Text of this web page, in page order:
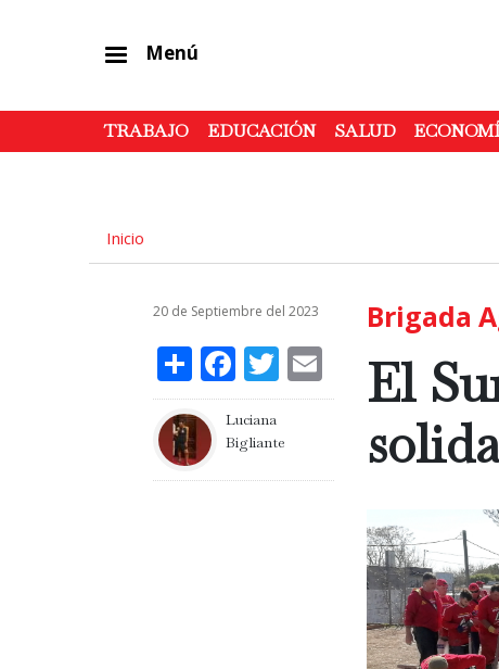
Menú
TRABAJO EDUCACIÓN SALUD
Inicio
20 de Septiembre del 2023
ShareFacebook
Twitter
Email
Luciana
Bigliante
Brigada
El